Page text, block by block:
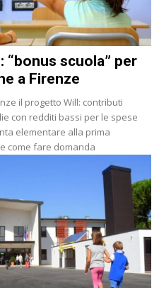
“bonus scuola” per
a Firenze
il progetto Will: contributi
con redditi bassi per le spese
elementare alla prima
come fare domanda